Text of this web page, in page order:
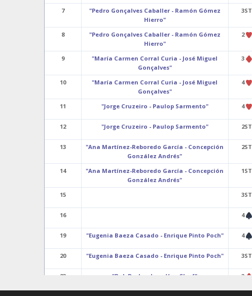
7
"Pedro Gonçalves Caballer - Ramón Gómez
Hierro"
3ST
8
"Pedro Gonçalves Caballer - Ramón Gómez
Hierro"
2
9
"María Carmen Corral Curia - José Miguel
Gonçalves"
3
10
"María Carmen Corral Curia - José Miguel
Gonçalves"
4
11 "Jorge Cruzeiro - Paulop Sarmento" 4
12 "Jorge Cruzeiro - Paulop Sarmento" 2ST
13
"Ana Martínez-Reboredo García - Concepción
González Andrés"
2ST
14
"Ana Martínez-Reboredo García - Concepción
González Andrés"
1ST
15 3ST
16 4
19 "Eugenia Baeza Casado - Enrique Pinto Poch" 4
20 "Eugenia Baeza Casado - Enrique Pinto Poch" 3ST
23 "Bob Drake - Jean Van Cleef" 3